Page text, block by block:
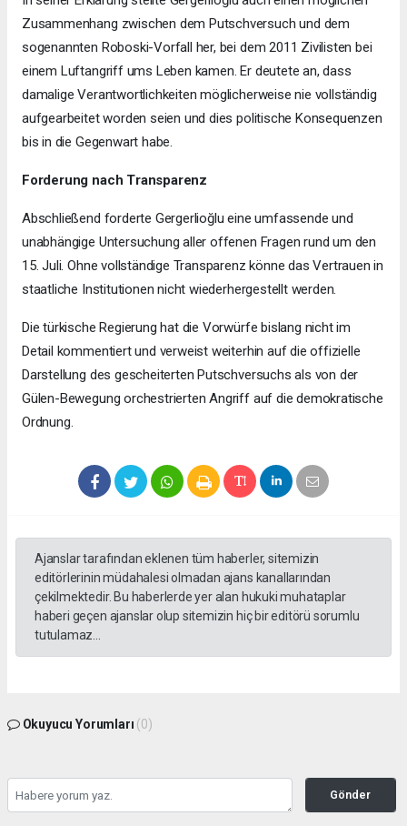
Zusammenhang zwischen dem Putschversuch und dem
sogenannten Roboski-Vorfall her, bei dem 2011 Zivilisten bei
einem Luftangriff ums Leben kamen. Er deutete an, dass
damalige Verantwortlichkeiten möglicherweise nie vollständig
aufgearbeitet worden seien und dies politische Konsequenzen
bis in die Gegenwart habe.
Forderung nach Transparenz
Abschließend forderte Gergerlioğlu eine umfassende und
unabhängige Untersuchung aller offenen Fragen rund um den
15. Juli. Ohne vollständige Transparenz könne das Vertrauen in
staatliche Institutionen nicht wiederhergestellt werden.
Die türkische Regierung hat die Vorwürfe bislang nicht im
Detail kommentiert und verweist weiterhin auf die offizielle
Darstellung des gescheiterten Putschversuchs als von der
Gülen-Bewegung orchestrierten Angriff auf die demokratische
Ordnung.
Ajanslar tarafından eklenen tüm haberler, sitemizin
editörlerinin müdahalesi olmadan ajans kanallarından
çekilmektedir. Bu haberlerde yer alan hukuki muhataplar
haberi geçen ajanslar olup sitemizin hiç bir editörü sorumlu
tutulamaz...
Okuyucu Yorumları (0)
Gönder